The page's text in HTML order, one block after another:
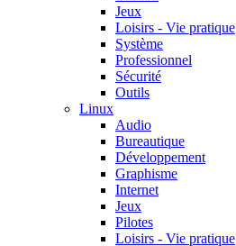
Jeux
Loisirs - Vie pratique
Système
Professionnel
Sécurité
Outils
Linux
Audio
Bureautique
Développement
Graphisme
Internet
Jeux
Pilotes
Loisirs - Vie pratique